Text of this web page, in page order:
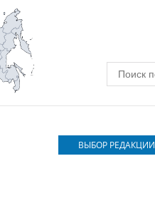
ВЫБОР РЕДАКЦИИ